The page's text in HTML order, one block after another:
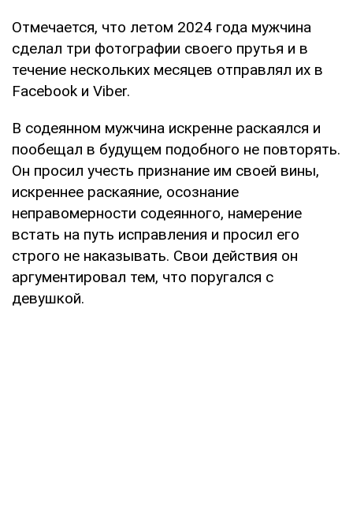
Отмечается, что летом 2024 года мужчина
сделал три фотографии своего прутья и в
течение нескольких месяцев отправлял их в
Facebook и Viber.
В содеянном мужчина искренне раскаялся и
пообещал в будущем подобного не повторять.
Он просил учесть признание им своей вины,
искреннее раскаяние, осознание
неправомерности содеянного, намерение
встать на путь исправления и просил его
строго не наказывать. Свои действия он
аргументировал тем, что поругался с
девушкой.